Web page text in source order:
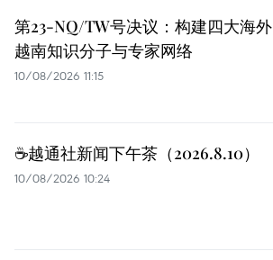
第23-NQ/TW号决议：构建四大海外
越南知识分子与专家网络
10/08/2026 11:15
☕️越通社新闻下午茶（2026.8.10）
10/08/2026 10:24